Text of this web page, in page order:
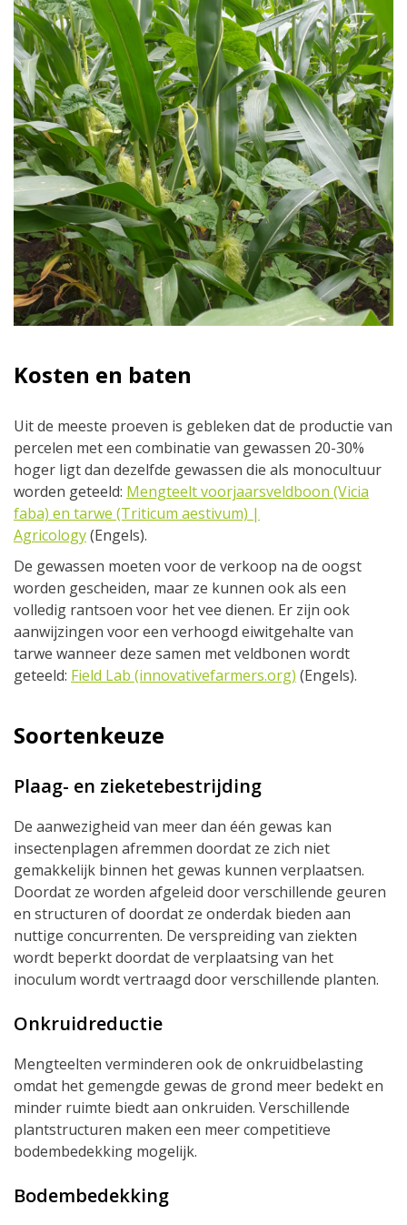
Kosten en baten
Uit de meeste proeven is gebleken dat de productie van
percelen met een combinatie van gewassen 20-30%
hoger ligt dan dezelfde gewassen die als monocultuur
worden geteeld: Mengteelt voorjaarsveldboon (Vicia
faba) en tarwe (Triticum aestivum) |
Agricology(Engels).
De gewassen moeten voor de verkoop na de oogst
worden gescheiden, maar ze kunnen ook als een
volledig rantsoen voor het vee dienen. Er zijn ook
aanwijzingen voor een verhoogd eiwitgehalte van
tarwe wanneer deze samen met veldbonen wordt
geteeld: Field Lab (innovativefarmers.org) (Engels).
Soortenkeuze
Plaag- en zieketebestrijding
De aanwezigheid van meer dan één gewas kan
insectenplagen afremmen doordat ze zich niet
gemakkelijk binnen het gewas kunnen verplaatsen.
Doordat ze worden afgeleid door verschillende geuren
en structuren of doordat ze onderdak bieden aan
nuttige concurrenten. De verspreiding van ziekten
wordt beperkt doordat de verplaatsing van het
inoculum wordt vertraagd door verschillende planten.
Onkruidreductie
Mengteelten verminderen ook de onkruidbelasting
omdat het gemengde gewas de grond meer bedekt en
minder ruimte biedt aan onkruiden. Verschillende
plantstructuren maken een meer competitieve
bodembedekking mogelijk.
Bodembedekking